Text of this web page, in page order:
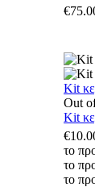
€
Kit
Out
Kit
€
το
το
το